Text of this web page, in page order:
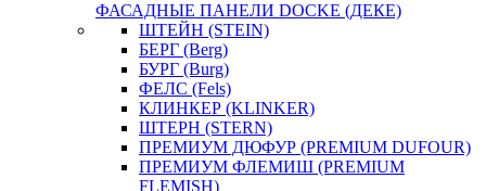
ФАСАДНЫЕ ПАНЕЛИ DOCKE (ДЕКЕ)
ШТЕЙН (STEIN)
БЕРГ (Berg)
БУРГ (Burg)
ФЕЛС (Fels)
КЛИНКЕР (KLINKER)
ШТЕРН (STERN)
ПРЕМИУМ ДЮФУР (PREMIUM DUFOUR)
ПРЕМИУМ ФЛЕМИШ (PREMIUM
FLEMISH)